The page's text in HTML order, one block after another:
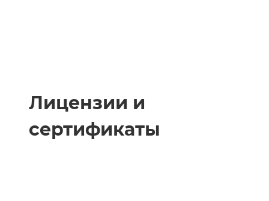
Лицензии и
сертификаты